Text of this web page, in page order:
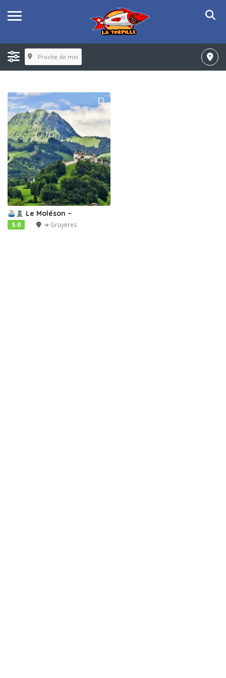
Proche de moi
Le Moléson –
5.0 ➔ Gruyères